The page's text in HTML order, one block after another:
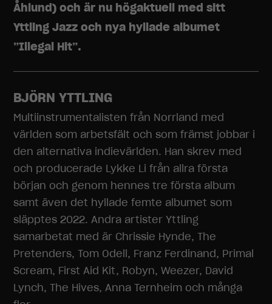
Åhlund) och är nu högaktuell med sitt
Yttling Jazz och nya hyllade albumet
”Illegal Hit”.
BJÖRN YTTLING
Multiinstrumentalisten från Norrland med
världen som arbetsfält och som främst jobbar i
den alternativa indievärlden. Han skrev med
och producerade Lykke Li från allra första
början och genom hennes tre första album
samt även det hyllade femte albumet som
släpptes 2022. Andra artister Yttling
samarbetat med är Chrissie Hynde, The
Pretenders, Tom Odell, Franz Ferdinand, Primal
Scream, First Aid Kit, Robyn, Weezer, David
Lynch, The Hives, Anna Ternheim och många